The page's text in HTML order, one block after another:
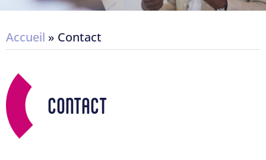
Accueil » Contact
CONTACT